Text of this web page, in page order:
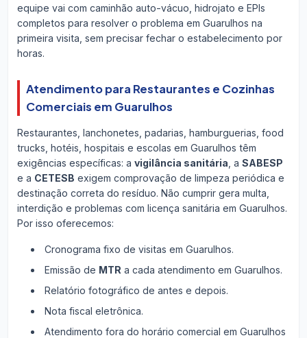
equipe vai com caminhão auto-vácuo, hidrojato e EPIs
completos para resolver o problema em Guarulhos na
primeira visita, sem precisar fechar o estabelecimento por
horas.
Atendimento para Restaurantes e Cozinhas
Comerciais em Guarulhos
Restaurantes, lanchonetes, padarias, hamburguerias, food
trucks, hotéis, hospitais e escolas em Guarulhos têm
exigências específicas: a vigilância sanitária , a SABESP
e a CETESB exigem comprovação de limpeza periódica e
destinação correta do resíduo. Não cumprir gera multa,
interdição e problemas com licença sanitária em Guarulhos.
Por isso oferecemos:
Cronograma fixo de visitas em Guarulhos.
Emissão de MTR a cada atendimento em Guarulhos.
Relatório fotográfico de antes e depois.
Nota fiscal eletrônica.
Atendimento fora do horário comercial em Guarulhos